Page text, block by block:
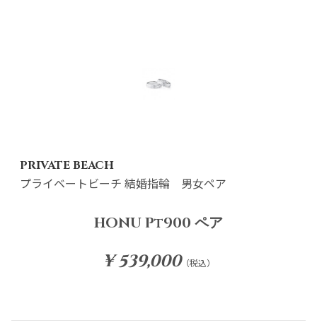
PRIVATE BEACH
プライベートビーチ 結婚指輪 男女ペア
HONU Pt900 ペア
¥ 539,000（税込）